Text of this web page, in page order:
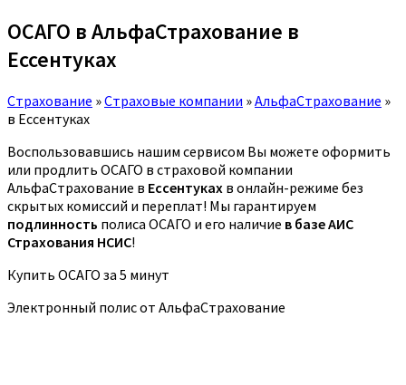
ОСАГО в АльфаСтрахование в
Ессентуках
Страхование »Страховые компании »АльфаСтрахование »
в Ессентуках
Воспользовавшись нашим сервисом Вы можете оформить
или продлить ОСАГО в страховой компании
АльфаСтрахование в Ессентуках в онлайн-режиме без
скрытых комиссий и переплат! Мы гарантируем
подлинность полиса ОСАГО и его наличие в базе АИС
Страхования НСИС!
Купить ОСАГО за 5 минут
Электронный полис от АльфаСтрахование